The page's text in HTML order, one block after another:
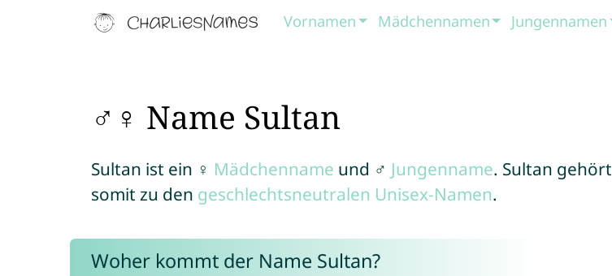
Vornamen Mädchennamen Jungennamen
♂♀ Name Sultan
Sultan ist ein ♀ Mädchenname und ♂ Jungenname. Sultan gehört
somit zu den geschlechtsneutralen Unisex-Namen.
Woher kommt der Name Sultan?